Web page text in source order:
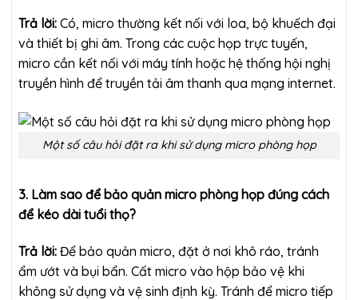
Trả lời: Có, micro thường kết nối với loa, bộ khuếch đại
và thiết bị ghi âm. Trong các cuộc họp trực tuyến,
micro cần kết nối với máy tính hoặc hệ thống hội nghị
truyền hình để truyền tải âm thanh qua mạng internet.
Một số câu hỏi đặt ra khi sử dụng micro phòng họp
3. Làm sao để bảo quản micro phòng họp đúng cách
để kéo dài tuổi thọ?
Trả lời: Để bảo quản micro, đặt ở nơi khô ráo, tránh
ẩm ướt và bụi bẩn. Cất micro vào hộp bảo vệ khi
không sử dụng và vệ sinh định kỳ. Tránh để micro tiếp